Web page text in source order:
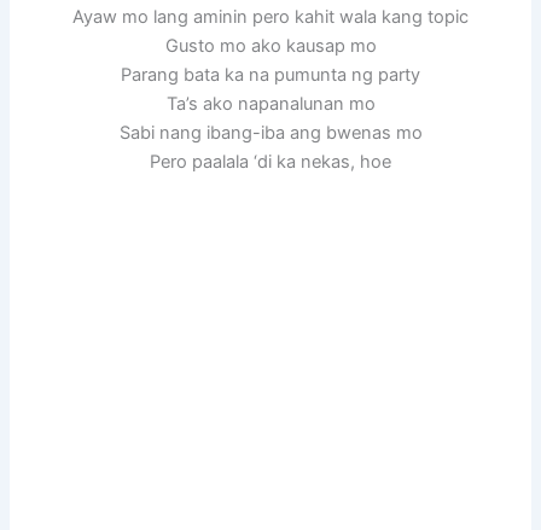
Ayaw mo lang aminin pero kahit wala kang topic
Gusto mo ako kausap mo
Parang bata ka na pumunta ng party
Ta’s ako napanalunan mo
Sabi nang ibang-iba ang bwenas mo
Pero paalala ‘di ka nekas, hoe